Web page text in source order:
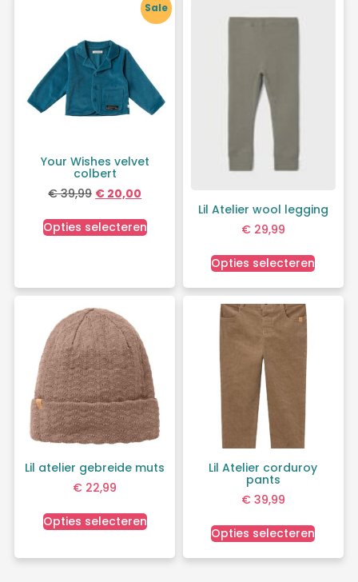
Sale
Your Wishes velvet
colbert
€39,99 € 20,00
Opties selecteren
Lil Atelier wool legging
€29,99
Opties selecteren
Lil atelier gebreide muts
€ 22,99
Opties selecteren
Lil Atelier corduroy
pants
€39,99
Opties selecteren